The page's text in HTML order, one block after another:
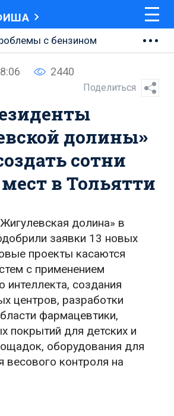
с бензином
площади
шоссе
2440
Поделиться
долины»
сотни
в Тольятти
долина» в
заявки 13 новых
проекты касаются
с применением
интеллекта, создания
центров, разработки
фармацевтики,
покрытий для детских и
оборудования для
весового контроля на